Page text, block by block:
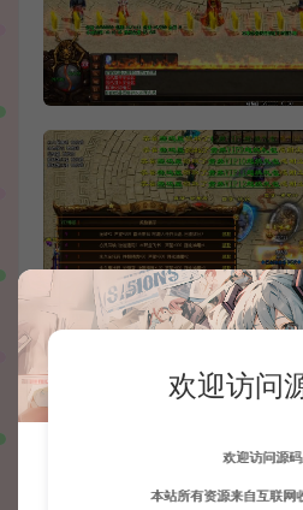
欢迎访问
欢迎访问源
本站所有资源来自互联网